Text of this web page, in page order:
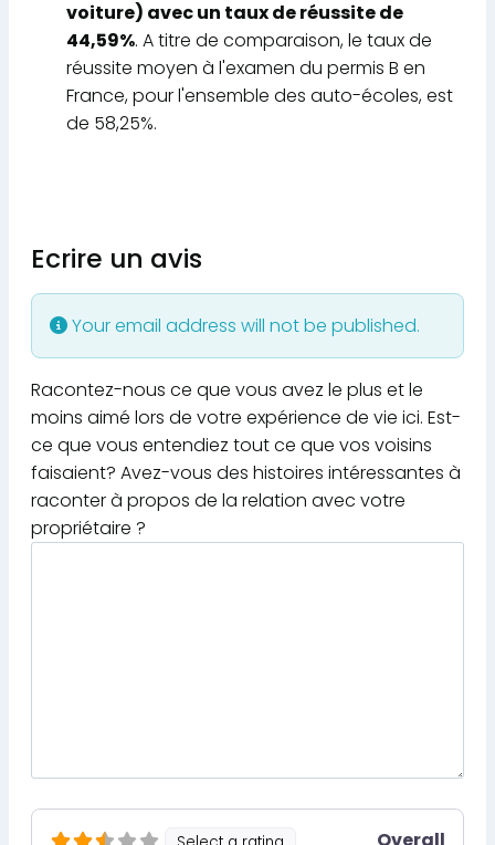
voiture) avec un taux de réussite de
44,59%. A titre de comparaison, le taux de
réussite moyen à l'examen du permis B en
France, pour l'ensemble des auto-écoles, est
de 58,25%.
Ecrire un avis
Your email address will not be published.
Racontez-nous ce que vous avez le plus et le
moins aimé lors de votre expérience de vie ici. Est-
ce que vous entendiez tout ce que vos voisins
faisaient? Avez-vous des histoires intéressantes à
raconter à propos de la relation avec votre
propriétaire ?